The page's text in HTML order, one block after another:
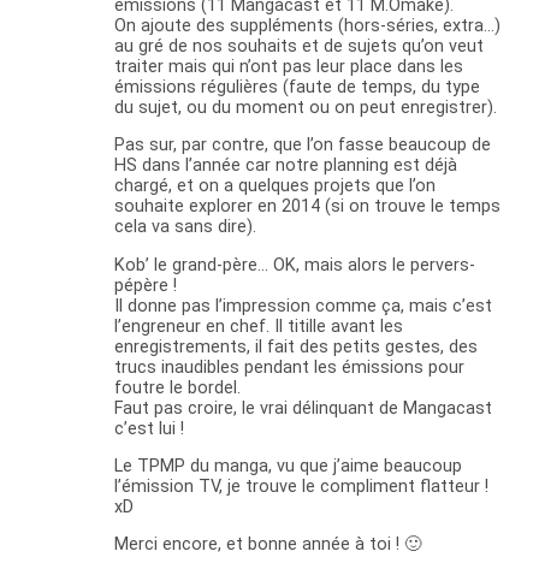
émissions (11 Mangacast et 11 M.Omake).
On ajoute des suppléments (hors-séries, extra…)
au gré de nos souhaits et de sujets qu’on veut
traiter mais qui n’ont pas leur place dans les
émissions régulières (faute de temps, du type
du sujet, ou du moment ou on peut enregistrer).
Pas sur, par contre, que l’on fasse beaucoup de
HS dans l’année car notre planning est déjà
chargé, et on a quelques projets que l’on
souhaite explorer en 2014 (si on trouve le temps
cela va sans dire).
Kob’ le grand-père… OK, mais alors le pervers-
pépère !
Il donne pas l’impression comme ça, mais c’est
l’engreneur en chef. Il titille avant les
enregistrements, il fait des petits gestes, des
trucs inaudibles pendant les émissions pour
foutre le bordel.
Faut pas croire, le vrai délinquant de Mangacast
c’est lui !
Le TPMP du manga, vu que j’aime beaucoup
l’émission TV, je trouve le compliment flatteur !
xD
Merci encore, et bonne année à toi ! 🙂